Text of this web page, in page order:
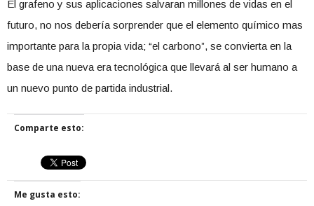
El grafeno y sus aplicaciones salvaran millones de vidas en el
futuro, no nos debería sorprender que el elemento químico mas
importante para la propia vida; “el carbono”, se convierta en la
base de una nueva era tecnológica que llevará al ser humano a
un nuevo punto de partida industrial.
Comparte esto:
Me gusta esto: